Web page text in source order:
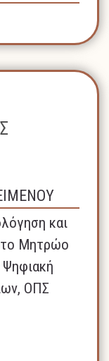
και
Μητρώο
Ψηφιακή
ΟΠΣ